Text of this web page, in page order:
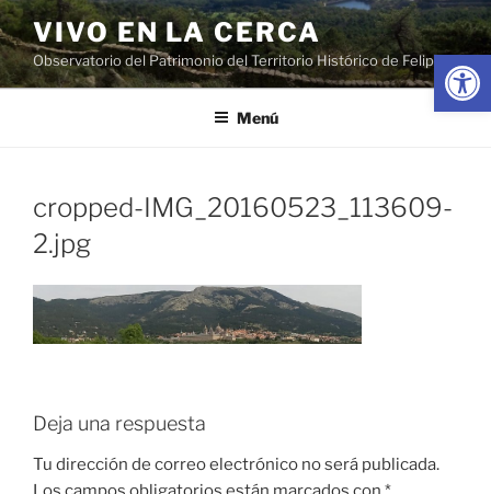
Abrir
Saltar
al
contenido
VIVO EN LA CERCA
Observatorio del Patrimonio del Territorio Histórico de Felipe II
Menú
cropped-IMG_20160523_113609-
2.jpg
Deja una respuesta
Tu dirección de correo electrónico no será publicada.